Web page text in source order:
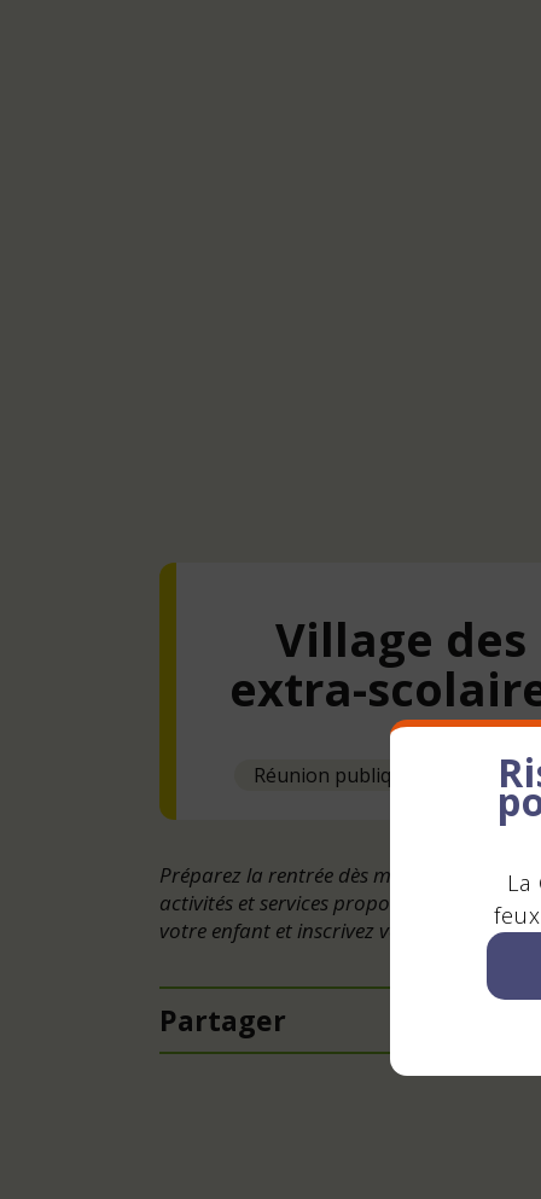
Village des
extra-
Réunion publique -
Préparez la rentrée dès maintenant !
activités et services proposés pour le
votre enfant et inscrivez vous en ligne.
Partager